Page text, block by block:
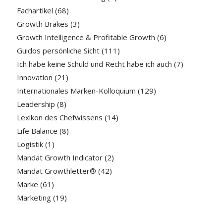
Fachartikel (68)
Growth Brakes (3)
Growth Intelligence & Profitable Growth (6)
Guidos persönliche Sicht(111)
Ich habe keine Schuld und Recht habe ich auch (7)
Innovation (21)
Internationales Marken-Kolloquium (129)
Leadership (8)
Lexikon des Chefwissens (14)
Life Balance (8)
Logistik(1)
Mandat Growth Indicator(2)
Mandat Growthletter® (42)
Marke (61)
Marketing(19)